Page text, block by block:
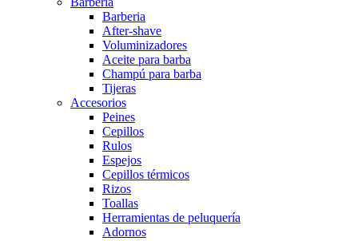
Barberia
After-shave
Voluminizadores
Aceite para barba
Champú para barba
Tijeras
Accesorios
Peines
Cepillos
Rulos
Espejos
Cepillos térmicos
Rizos
Toallas
Herramientas de peluquería
Adornos